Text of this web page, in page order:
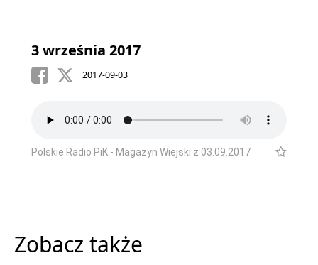
3 września 2017
2017-09-03
Polskie Radio PiK - Magazyn Wiejski z 03.09.2017
Zobacz także